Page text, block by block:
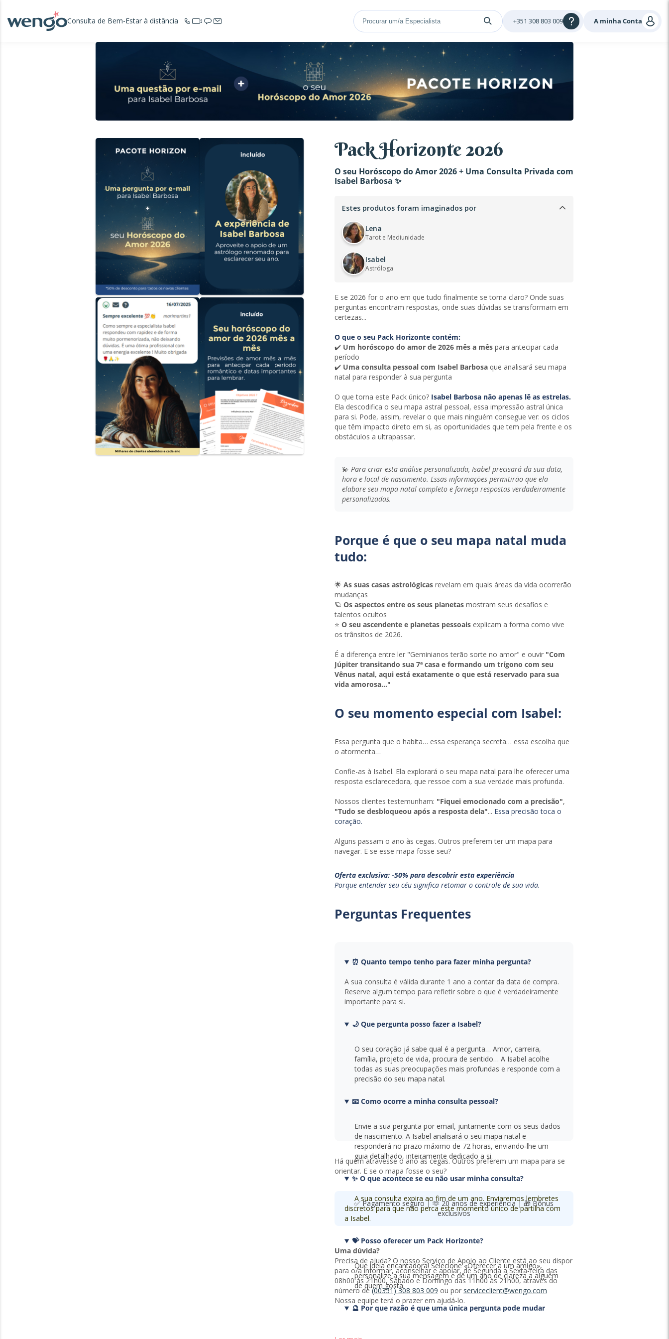
Consulta de Bem-Estar à distância A minha Conta
+351 308 803 009
Pack Horizonte 2026
O seu Horóscopo do Amor 2026 + Uma Consulta Privada com
Isabel Barbosa ✨
Estes produtos foram imaginados por
Lena
Tarot e Mediunidade
Isabel
Astróloga
E se 2026 for o ano em que tudo finalmente se torna claro? Onde suas
perguntas encontram respostas, onde suas dúvidas se transformam em
certezas...
O que o seu Pack Horizonte contém:
✔️ Um horóscopo do amor de 2026 mês a mês para antecipar cada
período
✔️ Uma consulta pessoal com Isabel Barbosa que analisará seu mapa
natal para responder à sua pergunta
O que torna este Pack único? Isabel Barbosa não apenas lê as estrelas.
Ela descodifica o seu mapa astral pessoal, essa impressão astral única
para si. Pode, assim, revelar o que mais ninguém consegue ver: os ciclos
que têm impacto direto em si, as oportunidades que tem pela frente e os
obstáculos a ultrapassar.
💫 Para criar esta análise personalizada, Isabel precisará da sua data,
hora e local de nascimento. Essas informações permitirão que ela
elabore seu mapa natal completo e forneça respostas verdadeiramente
personalizadas.
Porque é que o seu mapa natal muda
tudo:
🌟 As suas casas astrológicas revelam em quais áreas da vida ocorrerão
mudanças
🪐 Os aspectos entre os seus planetas mostram seus desafios e
talentos ocultos
⭐ O seu ascendente e planetas pessoais explicam a forma como vive
os trânsitos de 2026.
É a diferença entre ler "Geminianos terão sorte no amor" e ouvir "Com
Júpiter transitando sua 7ª casa e formando um trígono com seu
Vênus natal, aqui está exatamente o que está reservado para sua
vida amorosa..."
O seu momento especial com Isabel:
Essa pergunta que o habita… essa esperança secreta… essa escolha que
o atormenta…
Confie-as à Isabel. Ela explorará o seu mapa natal para lhe oferecer uma
resposta esclarecedora, que ressoe com a sua verdade mais profunda.
Nossos clientes testemunham: "Fiquei emocionado com a precisão",
"Tudo se desbloqueou após a resposta dela"... Essa precisão toca o
coração.
Alguns passam o ano às cegas. Outros preferem ter um mapa para
navegar. E se esse mapa fosse seu?
Oferta exclusiva: -50% para descobrir esta experiência
Porque entender seu céu significa retomar o controle de sua vida.
Perguntas Frequentes
⏰ Quanto tempo tenho para fazer minha pergunta?
A sua consulta é válida durante 1 ano a contar da data de compra.
Reserve algum tempo para refletir sobre o que é verdadeiramente
importante para si.
🌙 Que pergunta posso fazer a Isabel?
O seu coração já sabe qual é a pergunta… Amor, carreira,
família, projeto de vida, procura de sentido… A Isabel acolhe
todas as suas preocupações mais profundas e responde com a
precisão do seu mapa natal.
📧 Como ocorre a minha consulta pessoal?
Envie a sua pergunta por email, juntamente com os seus dados
de nascimento. A Isabel analisará o seu mapa natal e
responderá no prazo máximo de 72 horas, enviando‑lhe um
guia detalhado, inteiramente dedicado a si.
✨ O que acontece se eu não usar minha consulta?
A sua consulta expira ao fim de um ano. Enviaremos lembretes
discretos para que não perca este momento único de partilha com
a Isabel.
💝 Posso oferecer um Pack Horizonte?
Que ideia encantadora! Selecione «Oferecer a um amigo»,
personalize a sua mensagem e dê um ano de clareza a alguém
de quem gosta.
🔮 Por que razão é que uma única pergunta pode mudar
Há quem atravesse o ano às cegas. Outros preferem um mapa para se
orientar. E se o mapa fosse o seu?
✅ Pagamento seguro | 🫶 20 anos de experiência | 🎁 Bônus
exclusivos
Uma dúvida?
Precisa de ajuda? O nosso Serviço de Apoio ao Cliente está ao seu dispor
para o/a informar, aconselhar e apoiar, de Segunda a Sexta-feira das
08h00 às 21h00, Sábado e Domingo das 11h00 às 21h00, através do
número de(00351) 308 803 009 ou por serviceclient@wengo.com
Nossa equipe terá o prazer em ajudá-lo.